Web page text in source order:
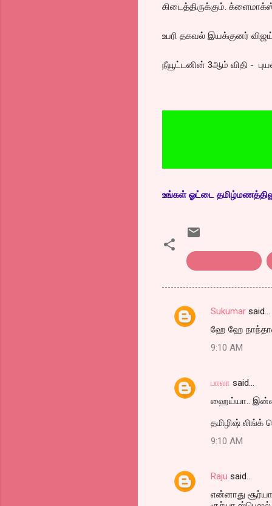
கிடைத்திருக்கும். க்ளைமாக்ஸ்
உபரி தகவல் இயக்குனர் விஜய்
நீயூட்டனின் 3ஆம் விதி -
உங்கள் ஓட்டை
C
e
Sukumar said…
ஹே ஹே
9:10 AM
பாலா said…
ஹைய்யா..
தமிழிஷ் லிங்க்
9:10 AM
Raju said…
என்னாது